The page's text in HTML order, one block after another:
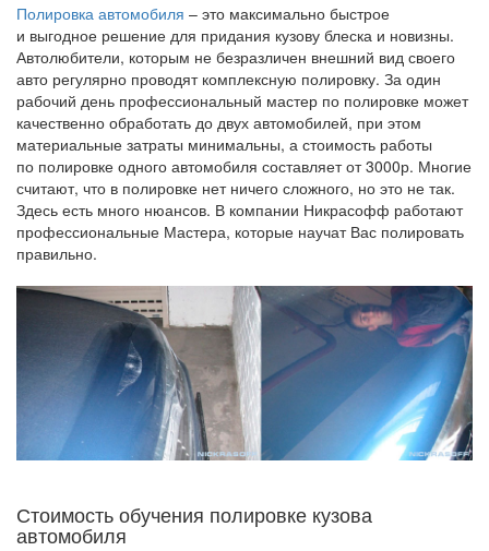
Полировка автомобиля – это максимально быстрое
и выгодное решение для придания кузову блеска и новизны.
Автолюбители, которым не безразличен внешний вид своего
авто регулярно проводят комплексную полировку. За один
рабочий день профессиональный мастер по полировке может
качественно обработать до двух автомобилей, при этом
материальные затраты минимальны, а стоимость работы
по полировке одного автомобиля составляет от 3000р. Многие
считают, что в полировке нет ничего сложного, но это не так.
Здесь есть много нюансов. В компании Никрасофф работают
профессиональные Мастера, которые научат Вас полировать
правильно.
Стоимость обучения полировке кузова
автомобиля